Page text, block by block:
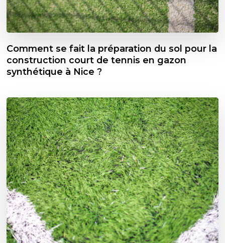
Comment se fait la préparation du sol pour la
construction court de tennis en gazon
synthétique à Nice ?